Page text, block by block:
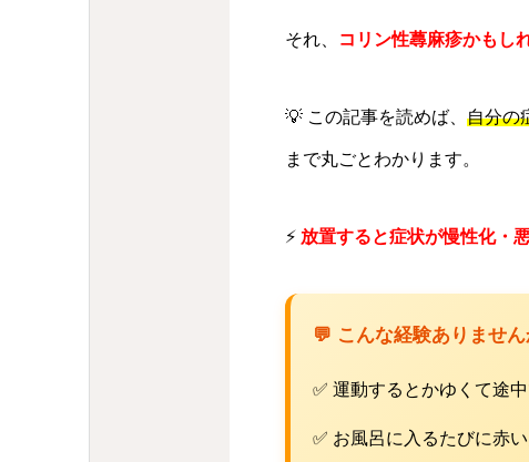
それ、 コリン性蕁麻疹かもし
💡 この記事を読めば、 自分の
まで丸ごとわかります。
⚡ 放置すると症状が慢性化・
💬 こんな経験ありません
✅ 運動するとかゆくて途
✅ お風呂に入るたびに赤